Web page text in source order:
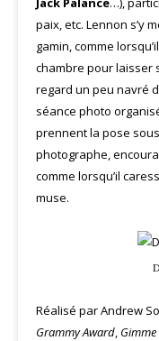
paix, etc. Lennon s’y
gamin, comme
chambre pour laisser
regard un peu navré
séance photo
prennent la pose
photographe,
comme lorsqu’il
muse.
Réalisé par Andrew
Grammy Award, Gimme